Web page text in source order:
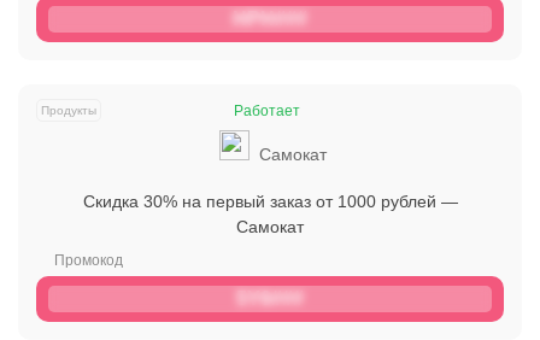
HPH###
Работает
Самокат
Скидка 30% на первый заказ от 1000 рублей —
Самокат
Продукты